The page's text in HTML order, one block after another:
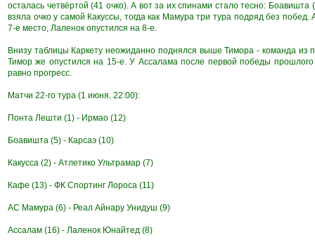
осталась четвёртой (41 очко). А вот за их спинами стало тесно:
взяла очко у самой Какуссы, тогда как Мамура три тура подряд без
7-е место, Лаленок опустился на 8-е.
Внизу таблицы Каркету неожиданно поднялся выше Тимора - команда из
Тимор же опустился на 15-е. У Ассалама после первой победы
равно прогресс.
Матчи 22-го тура (1 июня, 22:00):
Понта Лешти (1) - Ирмао (12)
Боавишта (5) - Карсаэ (10)
Какусса (2) - Атлетико Ультрамар (7)
Кафе (13) - ФК Спортинг Лороса (11)
АС Мамура (6) - Реал Айнару Унидуш (9)
Ассалам (16) - Лаленок Юнайтед (8)